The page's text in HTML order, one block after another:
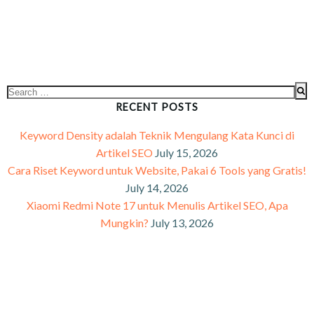
RECENT POSTS
Keyword Density adalah Teknik Mengulang Kata Kunci di
Artikel SEO July 15, 2026
Cara Riset Keyword untuk Website, Pakai 6 Tools yang Gratis!
July 14, 2026
Xiaomi Redmi Note 17 untuk Menulis Artikel SEO, Apa
Mungkin? July 13, 2026